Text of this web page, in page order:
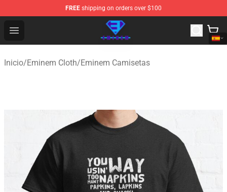
FREE shipping on orders over $100
Open menu
Eminem Store - Official Eminem Merchandise Shop
Inicio/Eminem Cloth/Eminem Camisetas